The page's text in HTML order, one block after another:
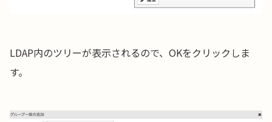
LDAP内のツリーが表示されるので、OKをクリックしま
す。